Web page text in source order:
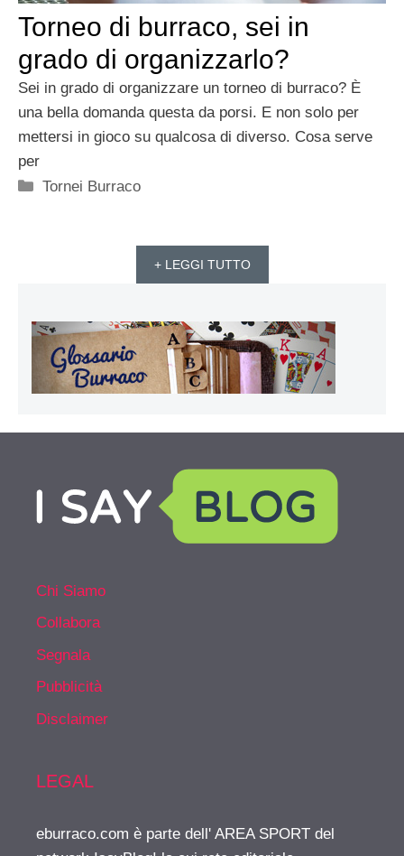
Torneo di burraco, sei in
grado di organizzarlo?
Sei in grado di organizzare un torneo di burraco? È
una bella domanda questa da porsi. E non solo per
mettersi in gioco su qualcosa di diverso. Cosa serve
per
Categorie
Tornei Burraco
+ LEGGI TUTTO
Chi Siamo
Collabora
Segnala
Pubblicità
Disclaimer
LEGAL
eburraco.com è parte dell' AREA SPORT del